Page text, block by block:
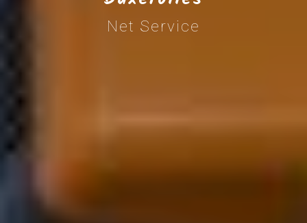
Net Service